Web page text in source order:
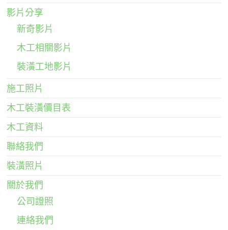
影片分享
新奇影片
木工相關影片
裝潢工地影片
施工照片
木工裝潢價目表
木工資料
聯絡我們
裝潢照片
關於我們
公司證照
連絡我們